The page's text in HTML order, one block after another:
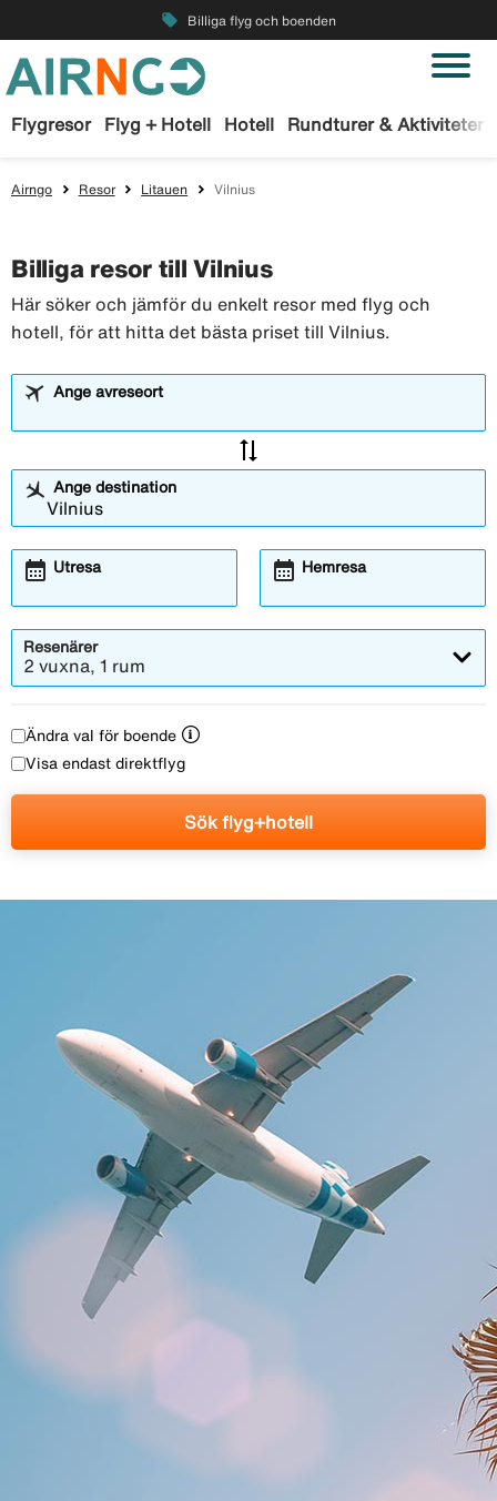
local_offer Billiga flyg och boenden
Flygresor Flyg + Hotell Hotell Rundturer & Aktiviteter
Airngo Resor Litauen Vilnius
Billiga resor till Vilnius
Här söker och jämför du enkelt resor med flyg och
hotell, för att hitta det bästa priset till Vilnius.
Ange avreseort
sync_alt
Ange destination
Utresa
calendar_month Hemresa
calendar_month
Resenärer
2 vuxna, 1 rum
Ändra val för boende
Visa endast direktflyg
Sök flyg+hotell